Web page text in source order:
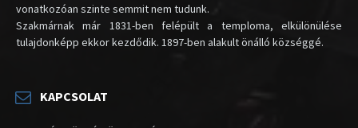
vonatkozóan szinte semmit nem tudunk.
Szakmárnak már 1831-ben felépült a temploma, elkülönülése
tulajdonképp ekkor kezdődik. 1897-ben alakult önálló községgé.
KAPCSOLAT